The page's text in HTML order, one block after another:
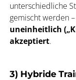
unterschiedliche
gemischt werden
uneinheitlich
akzeptiert.
3) Hybride